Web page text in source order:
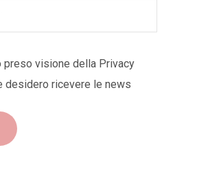
preso visione della Privacy
desidero ricevere le news